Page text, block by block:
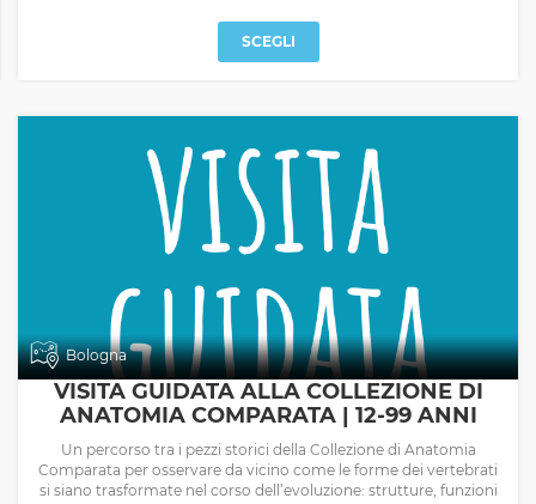
SCEGLI
Bologna
VISITA GUIDATA ALLA COLLEZIONE DI
ANATOMIA COMPARATA | 12-99 ANNI
Un percorso tra i pezzi storici della Collezione di Anatomia
Comparata per osservare da vicino come le forme dei vertebrati
si siano trasformate nel corso dell’evoluzione: strutture, funzioni